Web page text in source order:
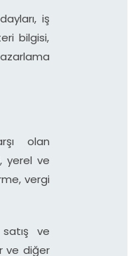
iş
bilgisi,
olan
yerel ve
vergi
ve
ve diğer